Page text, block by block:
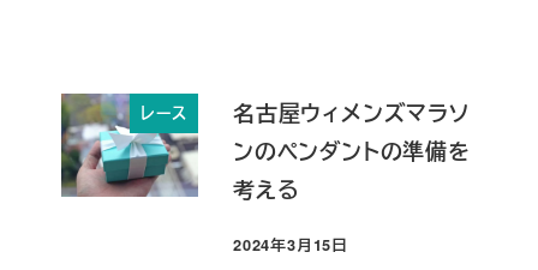
レース
名古屋ウィメンズマラソ
ンのペンダントの準備を
考える
投稿日
2024年3月15日